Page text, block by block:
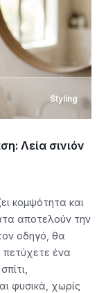
Styling
Λεία σινιόν
κομψότητα και
αποτελούν την
οδηγό, θα
πετύχετε ένα
φυσικά, χωρίς